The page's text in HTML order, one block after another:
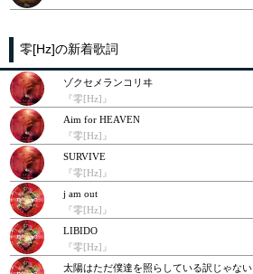
零[Hz]の新着歌詞
ゾクセメランコリヰ
『零[Hz]』
Aim for HEAVEN
『零[Hz]』
SURVIVE
『零[Hz]』
j am out
『零[Hz]』
LIBIDO
『零[Hz]』
太陽はただ僕達を照らしている訳じゃない